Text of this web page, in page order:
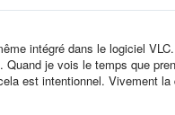
intégré dans le logiciel
je vois le temps que
est intentionnel. Vivement la